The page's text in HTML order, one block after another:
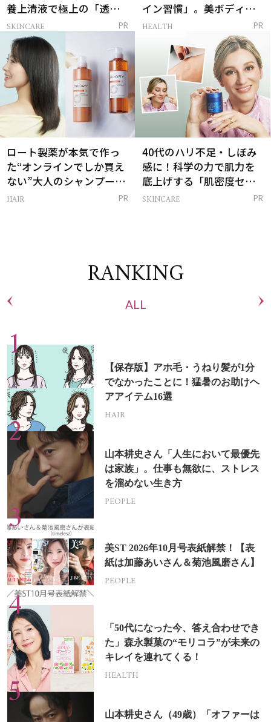
養上清液で極上の「透明
感ハリ肌」へ
SKINCARE PR
イン習慣」。美ボディを
支える朝ルーティンと
HEALTH PR
ロート製薬が本気で作っ
た“オンラインでしか買え
ない”大人のシャンプー＆
トリートメントって？
HAIR PR
40代のハリ不足・しぼみ
感に！科学の力で肌力を
底上げする「肌密度セラ
ム」
SKINCARE PR
RANKING
ALL
【保存版】アホ毛・うねり髪が1分
でなかったことに！猛暑のお助けヘ
アアイテム16選
HAIR
山本耕史さん「人生において最優先
は家族」。仕事も無欲に、ストレス
を溜めない生き方
PEOPLE
美ST 2026年10月号表紙解禁！【表
紙は加藤あいさん＆菊池風磨さん】
PEOPLE
「50代になった今、答え合わせでき
た」森永製菓の“モリコラ”が未来の
キレイを連れてくる！
HEALTH
山本耕史さん（49歳）「オファーは